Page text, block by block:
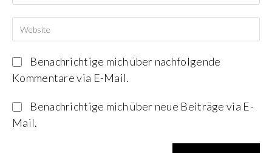
Benachrichtige mich über nachfolgende
Kommentare via E-Mail.
Benachrichtige mich über neue Beiträge via E-
Mail.